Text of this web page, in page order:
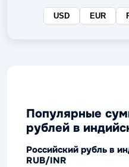
USD EUR
Популярные
рублей в
Российский рубль в
RUB/INR